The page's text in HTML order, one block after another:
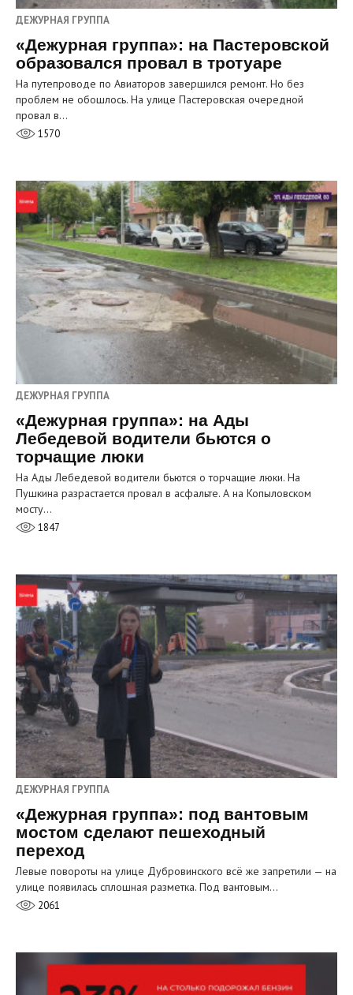
ДЕЖУРНАЯ ГРУППА
«Дежурная группа»: на Пастеровской
образовался провал в тротуаре
На путепроводе по Авиаторов завершился ремонт. Но без
проблем не обошлось. На улице Пастеровская очередной
провал в…
1570
ДЕЖУРНАЯ ГРУППА
«Дежурная группа»: на Ады
Лебедевой водители бьются о
торчащие люки
На Ады Лебедевой водители бьются о торчащие люки. На
Пушкина разрастается провал в асфальте. А на Копыловском
мосту…
1847
ДЕЖУРНАЯ ГРУППА
«Дежурная группа»: под вантовым
мостом сделают пешеходный
переход
Левые повороты на улице Дубровинского всё же запретили — на
улице появилась сплошная разметка. Под вантовым…
2061